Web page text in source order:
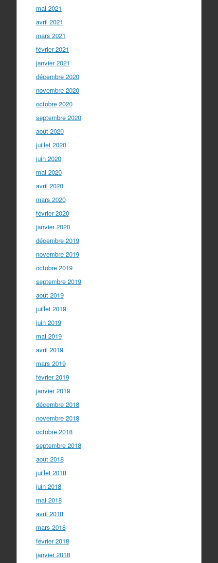
mai 2021
avril 2021
mars 2021
février 2021
janvier 2021
décembre 2020
novembre 2020
octobre 2020
septembre 2020
août 2020
juillet 2020
juin 2020
mai 2020
avril 2020
mars 2020
février 2020
janvier 2020
décembre 2019
novembre 2019
octobre 2019
septembre 2019
août 2019
juillet 2019
juin 2019
mai 2019
avril 2019
mars 2019
février 2019
janvier 2019
décembre 2018
novembre 2018
octobre 2018
septembre 2018
août 2018
juillet 2018
juin 2018
mai 2018
avril 2018
mars 2018
février 2018
janvier 2018